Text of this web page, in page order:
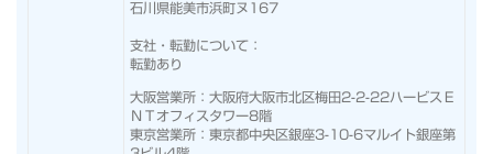
石川県能美市浜町ヌ167
支社・転勤について：
転勤あり
大阪営業所：大阪府大阪市北区梅田2-2-22ハービスＥ
ＮＴオフィスタワー8階
東京営業所：東京都中央区銀座3-10-6マルイト銀座第